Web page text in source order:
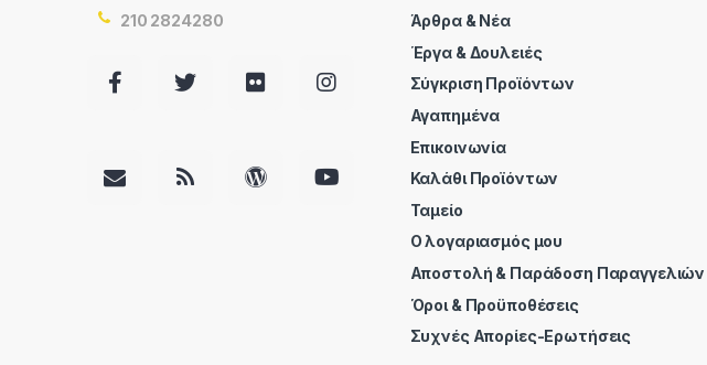
210 2824280
Άρθρα & Νέα
Έργα & Δουλειές
Σύγκριση Προϊόντων
Αγαπημένα
Επικοινωνία
Καλάθι Προϊόντων
Ταμείο
Ο λογαριασμός μου
Αποστολή & Παράδοση Παραγγελιών
Όροι & Προϋποθέσεις
Συχνές Απορίες-Ερωτήσεις